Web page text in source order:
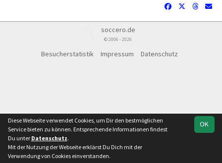
soccero.de
© 2006 - 2026
Besucherstatistik Impressum Datenschutz
OK
Diese Webseite verwendet Cookies, um Dir den bestmöglichen
Service bieten zu können. Entsprechende Informationen findest
Du unter Datenschutz.
Mit der Nutzung der Webseite erklärst Du Dich mit der
Verwendung von Cookies einverstanden.